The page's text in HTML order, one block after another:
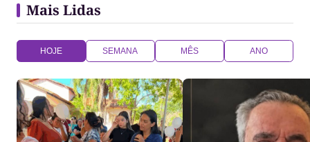
Mais Lidas
HOJE SEMANA MÊS ANO